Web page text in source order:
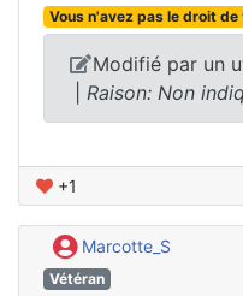
Vous n'avez pas le droit de
Modifié par un
Raison: Non
+1
Marcotte_S
Vétéran